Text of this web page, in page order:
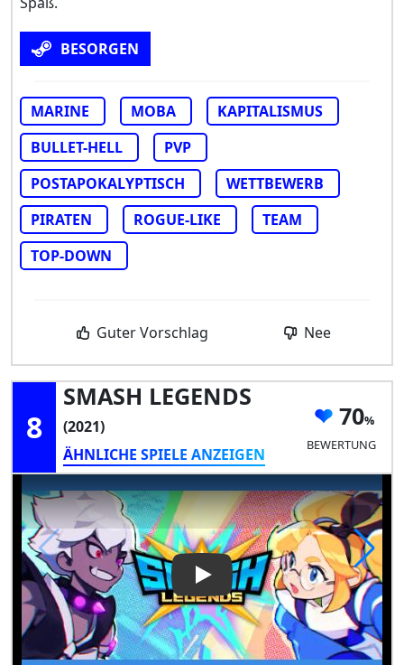
BESORGEN
MARINE MOBA
KAPITALISMUS
BULLET-HELL
PVP
POSTAPOKALYPTISCH
WETTBEWERB
PIRATEN
ROGUE-LIKE
TEAM
TOP-DOWN
Guter Vorschlag Nee
8
SMASH LEGENDS
(2021)
ÄHNLICHE SPIELE ANZEIGEN
70
BEWERTUNG
Play Video: SMASH LEGENDS